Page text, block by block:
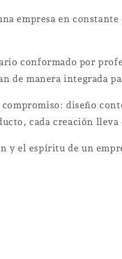
empresa en
conformado por
de manera integrada
diseño
cada creación
y el espíritu de un